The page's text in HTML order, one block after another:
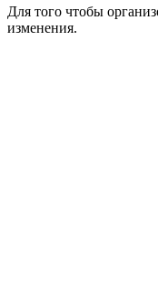
Для того чтобы
изменения.